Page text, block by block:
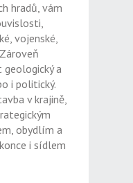
hradů, vám
vojenské,
a
i politický.
v krajině,
obydlím a
i sídlem